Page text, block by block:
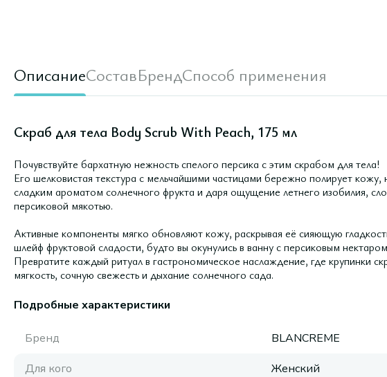
ОписаниеСоставБрендСпособ применения
Скраб для тела Body Scrub With Peach, 175 мл
Почувствуйте бархатную нежность спелого персика с этим скрабом для тела!
Его шелковистая текстура с мельчайшими частицами бережно полирует кожу,
сладким ароматом солнечного фрукта и даря ощущение летнего изобилия,
персиковой мякотью.
Активные компоненты мягко обновляют кожу, раскрывая её сияющую
шлейф фруктовой сладости, будто вы окунулись в ванну с персиковым
Превратите каждый ритуал в гастрономическое наслаждение, где крупинки
мягкость, сочную свежесть и дыхание солнечного сада.
Подробные характеристики
Бренд
BLANCREME
Для кого
Женский